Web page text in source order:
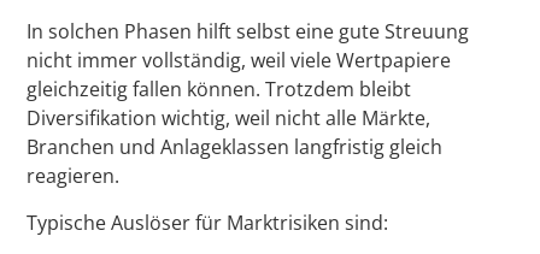
In solchen Phasen hilft selbst eine gute Streuung
nicht immer vollständig, weil viele Wertpapiere
gleichzeitig fallen können. Trotzdem bleibt
Diversifikation wichtig, weil nicht alle Märkte,
Branchen und Anlageklassen langfristig gleich
reagieren.
Typische Auslöser für Marktrisiken sind: